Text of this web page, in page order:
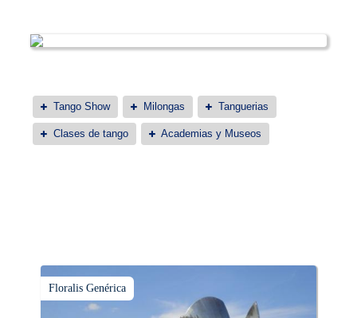
Tango Show Milongas Tanguerias
Clases de tango Academias y Museos
Floralis Genérica